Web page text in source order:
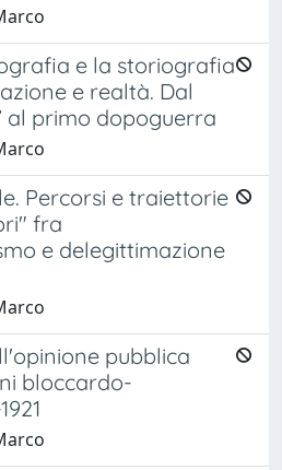
e la storiografia
e realtà. Dal
al primo dopoguerra
Percorsi e traiettorie
fra
e delegittimazione
pubblica
bloccardo-